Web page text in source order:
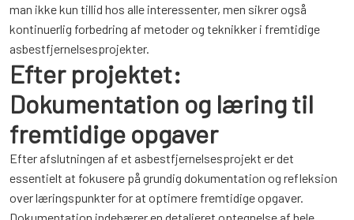
man ikke kun tillid hos alle interessenter, men sikrer også
kontinuerlig forbedring af metoder og teknikker i fremtidige
asbestfjernelsesprojekter.
Efter projektet:
Dokumentation og læring til
fremtidige opgaver
Efter afslutningen af et asbestfjernelsesprojekt er det
essentielt at fokusere på grundig dokumentation og refleksion
over læringspunkter for at optimere fremtidige opgaver.